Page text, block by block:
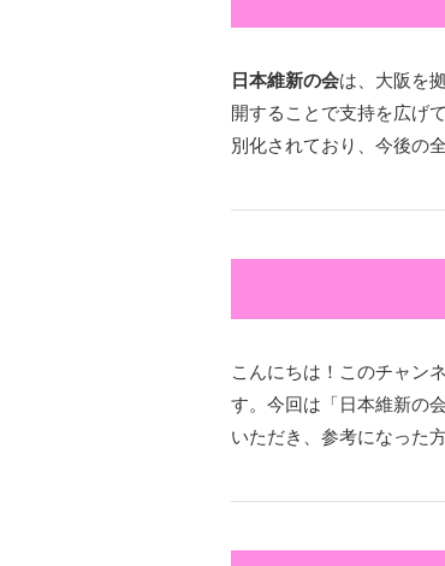
日本維新の会は、大阪を
開することで支持を広げ
別化されており、今後の
こんにちは！このチャン
す。今回は「日本維新の
いただき、参考になった